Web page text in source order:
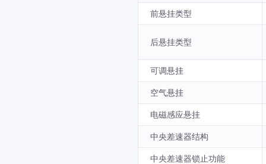
前悬挂类型
后悬挂类型
可调悬挂
空气悬挂
电磁感应悬挂
中央差速器结构
中央差速器锁止功能